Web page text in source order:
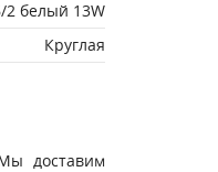
2 белый 13W
Круглая
доставим